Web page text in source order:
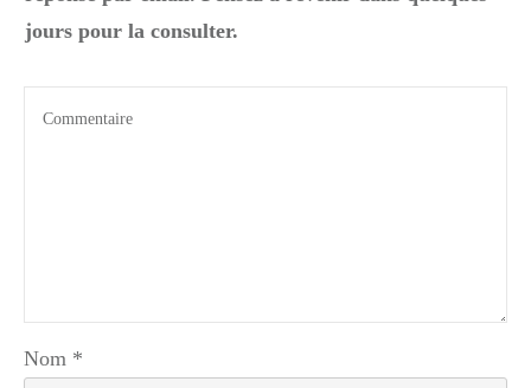
jours pour la consulter.
Nom *